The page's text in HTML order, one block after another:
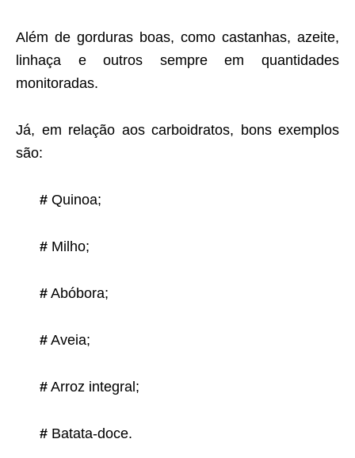
Além de gorduras boas, como castanhas, azeite,
linhaça e outros sempre em quantidades
monitoradas.
Já, em relação aos carboidratos, bons exemplos
são:
# Quinoa;
# Milho;
# Abóbora;
# Aveia;
# Arroz integral;
# Batata-doce.